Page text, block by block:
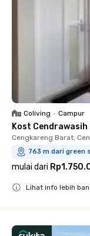
Coliving • Campur
Kost Cendrawasih
Cengkareng Barat,
763 m dari green
mulai dari
Lihat info lebih